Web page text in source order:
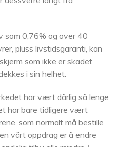
som 0,76% og over 40
pluss livstidsgaranti, kan
som ikke er skadet
i sin helhet.
har vært dårlig så lenge
har bare tidligere vært
som normalt må bestille
vårt oppdrag er å endre